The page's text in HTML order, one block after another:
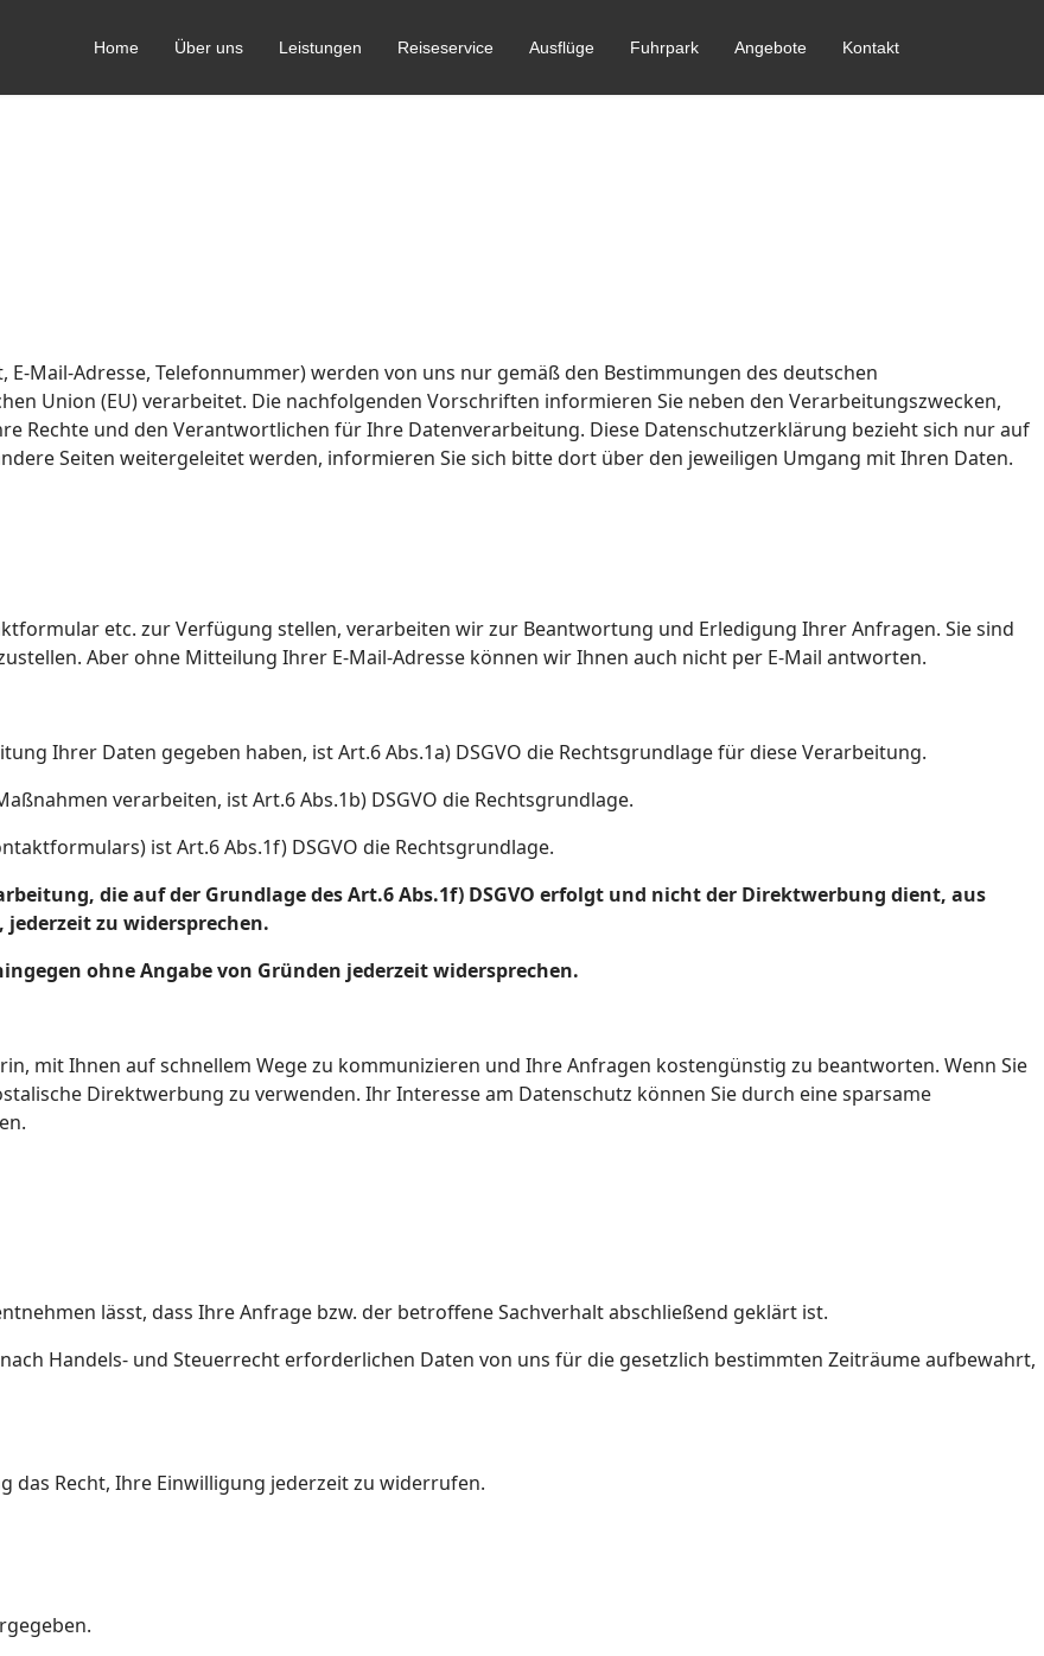
Home Über uns Leistungen Reiseservice Ausflüge Fuhrpark Angebote Kontakt
Mail-Adresse, Telefonnummer) werden von uns nur gemäß den Bestimmungen des deutschen
Union (EU) verarbeitet. Die nachfolgenden Vorschriften informieren Sie neben den Verarbeitungszwecken,
Rechte und den Verantwortlichen für Ihre Datenverarbeitung. Diese Datenschutzerklärung bezieht sich nur auf
Seiten weitergeleitet werden, informieren Sie sich bitte dort über den jeweiligen Umgang mit Ihren Daten.
etc. zur Verfügung stellen, verarbeiten wir zur Beantwortung und Erledigung Ihrer Anfragen. Sie sind
Aber ohne Mitteilung Ihrer E-Mail-Adresse können wir Ihnen auch nicht per E-Mail antworten.
Ihrer Daten gegeben haben, ist Art.6 Abs.1a) DSGVO die Rechtsgrundlage für diese Verarbeitung.
verarbeiten, ist Art.6 Abs.1b) DSGVO die Rechtsgrundlage.
ist Art.6 Abs.1f) DSGVO die Rechtsgrundlage.
die auf der Grundlage des Art.6 Abs.1f) DSGVO erfolgt und nicht der Direktwerbung dient, aus
zu widersprechen.
ohne Angabe von Gründen jederzeit widersprechen.
mit Ihnen auf schnellem Wege zu kommunizieren und Ihre Anfragen kostengünstig zu beantworten. Wenn Sie
Direktwerbung zu verwenden. Ihr Interesse am Datenschutz können Sie durch eine sparsame
lässt, dass Ihre Anfrage bzw. der betroffene Sachverhalt abschließend geklärt ist.
Handels- und Steuerrecht erforderlichen Daten von uns für die gesetzlich bestimmten Zeiträume aufbewahrt,
das Recht, Ihre Einwilligung jederzeit zu widerrufen.